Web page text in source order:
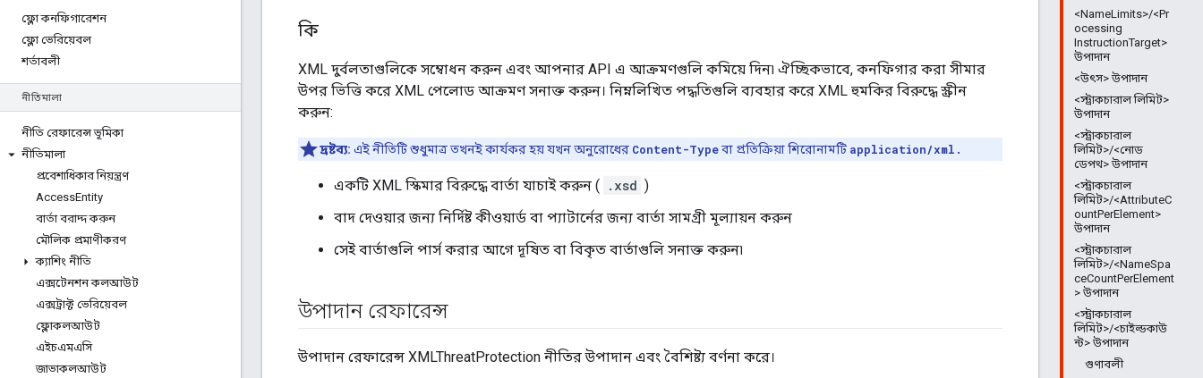
ফ্লো কনফিগারেশন
ফ্লো ভেরিয়েবল
শর্তাবলী
নীতিমালা
নীতি রেফারেন্স ভূমিকা
নীতিমালা
প্রবেশাধিকার নিয়ন্ত্রণ
AccessEntity
বার্তা বরাদ্দ করুন
মৌলিক প্রমাণীকরণ
ক্যাশিং নীতি
এক্সটেনশন কলআউট
এক্সট্রাক্ট ভেরিয়েবল
ফ্লোকলআউট
এইচএমএসি
জাভাকলআউট
<NameLimits>/<Pr
ocessing
InstructionTarget>
উপাদান
<উৎস> উপাদান
<স্ট্রাকচারাল লিমিট>
উপাদান
<স্ট্রাকচারাল
লিমিট>/<নোড
ডেপথ> উপাদান
<স্ট্রাকচারাল
লিমিট>/<AttributeC
ountPerElement>
উপাদান
<স্ট্রাকচারাল
লিমিট>/<NameSpa
ceCountPerElement
> উপাদান
<স্ট্রাকচারাল
লিমিট>/<চাইল্ডকাউ
ন্ট> উপাদান
গুণাবলী
কি
XML দুর্বলতাগুলিকে সম্বোধন করুন এবং আপনার API এ আক্রমণগুলি কমিয়ে দিন৷ ঐচ্ছিকভাবে, কনফিগার করা সীমার
উপর ভিত্তি করে XML পেলোড আক্রমণ সনাক্ত করুন। নিম্নলিখিত পদ্ধতিগুলি ব্যবহার করে XML হুমকির বিরুদ্ধে স্ক্রীন
করুন:
দ্রষ্টব্য: এই নীতিটি শুধুমাত্র তখনই কার্যকর হয় যখন অনুরোধের Content-Typeবা প্রতিক্রিয়া শিরোনামটি application/xml.
একটি XML স্কিমার বিরুদ্ধে বার্তা যাচাই করুন ( .xsd )
বাদ দেওয়ার জন্য নির্দিষ্ট কীওয়ার্ড বা প্যাটার্নের জন্য বার্তা সামগ্রী মূল্যায়ন করুন
সেই বার্তাগুলি পার্স করার আগে দূষিত বা বিকৃত বার্তাগুলি সনাক্ত করুন৷
উপাদান রেফারেন্স
উপাদান রেফারেন্স XMLThreatProtection নীতির উপাদান এবং বৈশিষ্ট্য বর্ণনা করে।